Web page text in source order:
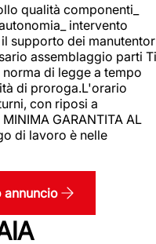
qualità componenti_
intervento
supporto dei
assemblaggio parti Ti
di legge a tempo
di proroga.L'orario
con riposi a
GARANTITA AL
di lavoro è nelle
annuncio